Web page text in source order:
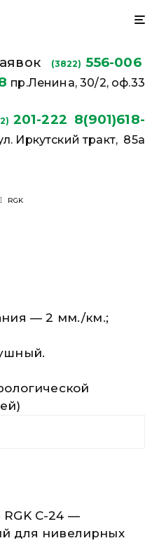
(3822) 556-006
пр.Ленина, 30/2, оф.33
201-222 8(901)618-
Иркутский тракт, 85а
RGK
— 2 мм./км.;
C-24 —
для нивелирных